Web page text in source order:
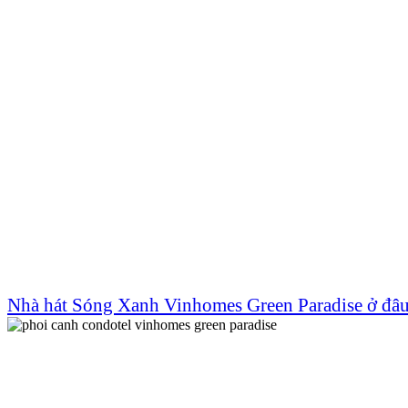
Nhà hát Sóng Xanh Vinhomes Green Paradise ở